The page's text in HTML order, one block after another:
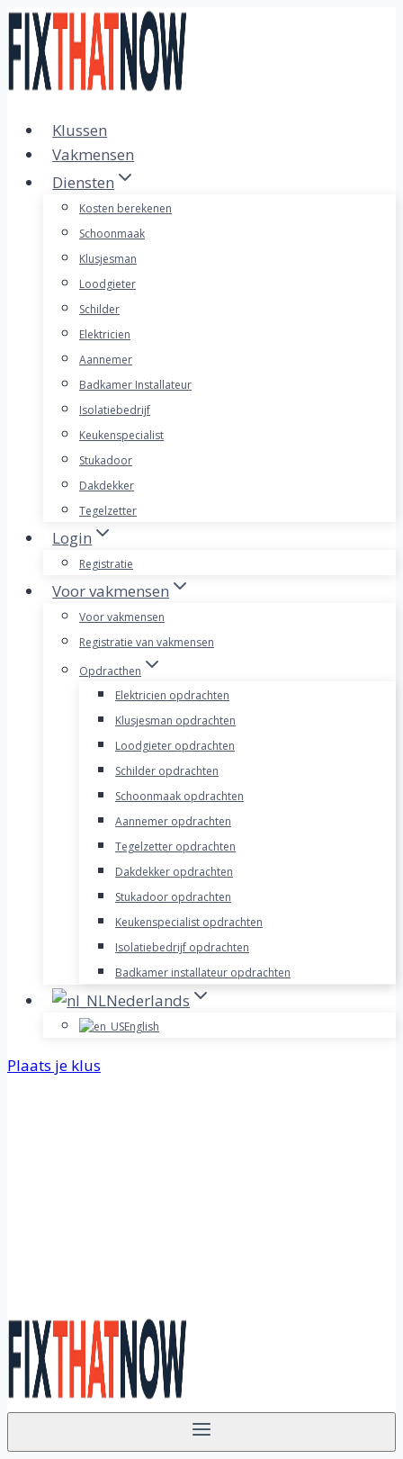
Doorgaan
naar
inhoud
Klussen
Vakmensen
Diensten
Kosten berekenen
Schoonmaak
Klusjesman
Loodgieter
Schilder
Elektricien
Aannemer
Badkamer Installateur
Isolatiebedrijf
Keukenspecialist
Stukadoor
Dakdekker
Tegelzetter
Login
Registratie
Voor vakmensen
Voor vakmensen
Registratie van vakmensen
Opdracthen
Elektricien opdrachten
Klusjesman opdrachten
Loodgieter opdrachten
Schilder opdrachten
Schoonmaak opdrachten
Aannemer opdrachten
Tegelzetter opdrachten
Dakdekker opdrachten
Stukadoor opdrachten
Keukenspecialist opdrachten
Isolatiebedrijf opdrachten
Badkamer installateur opdrachten
Nederlands
English
Plaats je klus